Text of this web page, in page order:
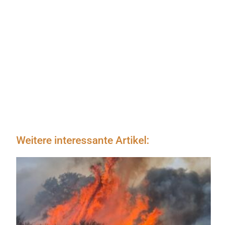
Weitere interessante Artikel: